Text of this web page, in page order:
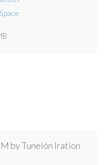
by Tunelón Iration